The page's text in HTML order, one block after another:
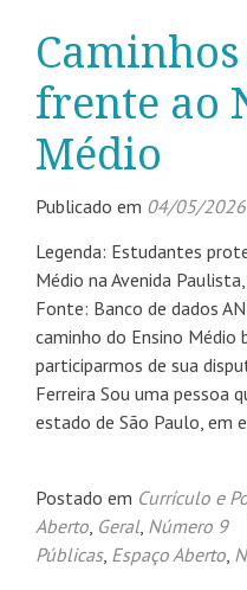
frente ao
Médio
Publicado em 04/05/2026
Legenda: Estudantes
Médio na Avenida
Fonte: Banco de dados
caminho do Ensino Médio
participarmos de sua
Ferreira Sou uma pessoa
estado de São Paulo, em
Postado em Currículo e
Aberto Geral, Número 9
Públicas, Espaço Aberto